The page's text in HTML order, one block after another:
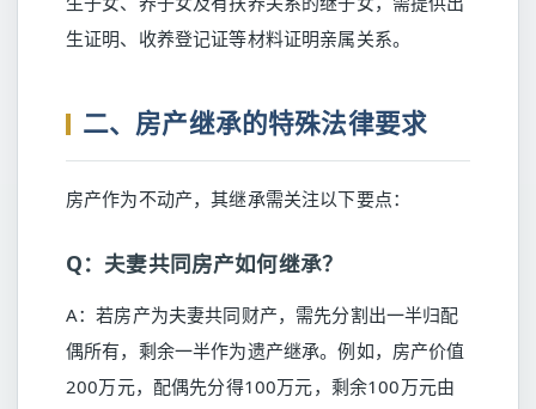
生证明、收养登记证等材料证明亲属关系。
二、房产继承的特殊法律要求
房产作为不动产，其继承需关注以下要点：
Q：夫妻共同房产如何继承？
A：若房产为夫妻共同财产，需先分割出一半归配
偶所有，剩余一半作为遗产继承。例如，房产价值
200万元，配偶先分得100万元，剩余100万元由